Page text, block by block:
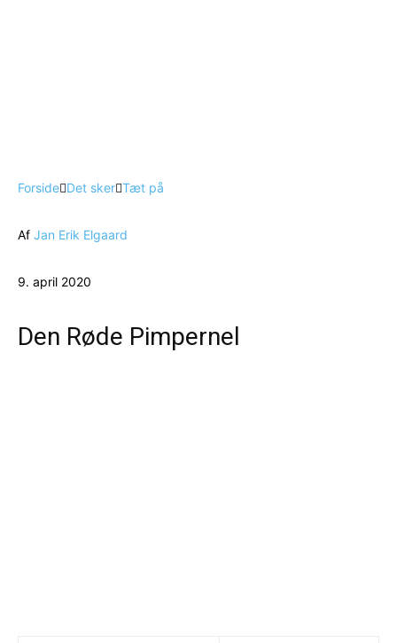
Forside Det sker Tæt på
Af Jan Erik Elgaard
9. april 2020
Den Røde Pimpernel